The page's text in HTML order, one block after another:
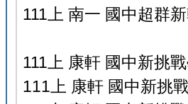
111上 南一 國中超群
111上 康軒 國中新挑
111上 康軒 國中新挑